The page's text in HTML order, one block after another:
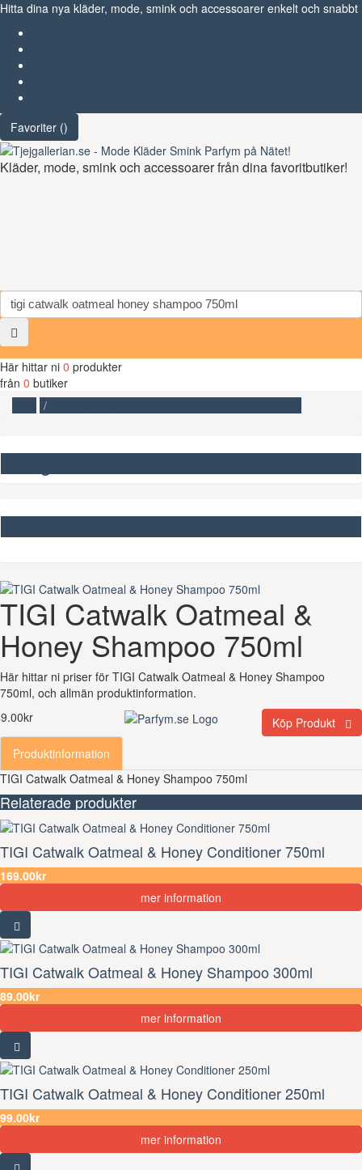
Hitta dina nya kläder, mode, smink och accessoarer enkelt och snabbt
Favoriter ()
Kläder, mode, smink och accessoarer från dina favoritbutiker!
Här hittar ni 0 produkter
från 0 butiker
TIGI Catwalk Oatmeal &
Honey Shampoo 750ml
Här hittar ni priser för TIGI Catwalk Oatmeal & Honey Shampoo
750ml, och allmän produktinformation.
Köp Produkt
Produktinformation
TIGI Catwalk Oatmeal & Honey Shampoo 750ml
Relaterade produkter
TIGI Catwalk Oatmeal & Honey Conditioner 750ml
169.00kr
mer information
TIGI Catwalk Oatmeal & Honey Shampoo 300ml
89.00kr
mer information
TIGI Catwalk Oatmeal & Honey Conditioner 250ml
99.00kr
mer information